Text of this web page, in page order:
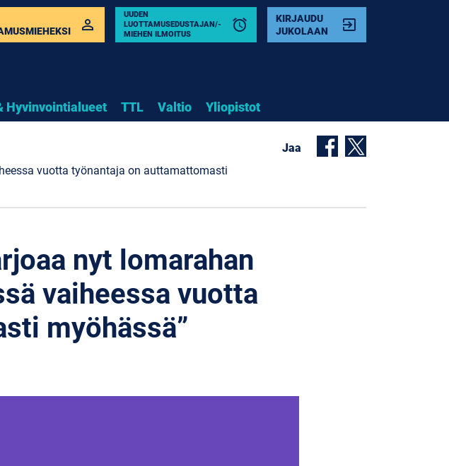
Hyvinvointialueet TTL Valtio Yliopistot
perm_identity
UUDEN
LUOTTAMUSEDUSTAJAN/-
MIEHEN ILMOITUS
alarm
KIRJAUDU
JUKOLAAN
exit_to_app
vuotta työnantaja on auttamattomasti
Jaa
nyt lomarahan
vaiheessa vuotta
myöhässä”